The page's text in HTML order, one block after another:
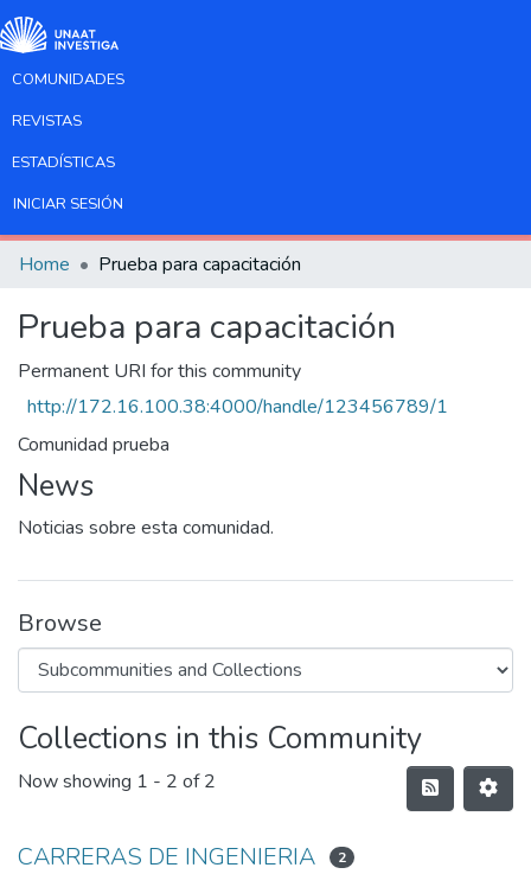
COMUNIDADES
REVISTAS
ESTADÍSTICAS
INICIAR SESIÓN
Home Prueba para capacitación
Prueba para capacitación
Permanent URI for this community
http://172.16.100.38:4000/handle/123456789/1
Comunidad prueba
News
Noticias sobre esta comunidad.
Browse
Collections in this Community
Now showing 1 - 2 of 2
CARRERAS DE INGENIERIA 2